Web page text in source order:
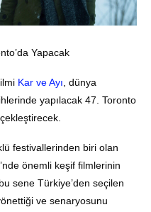
Yapacak
Kar ve Ayı , dünya
yapılacak 47. Toronto
festivallerinden biri olan
önemli keşif filmlerinin
sene Türkiye’den seçilen
ve senaryosunu